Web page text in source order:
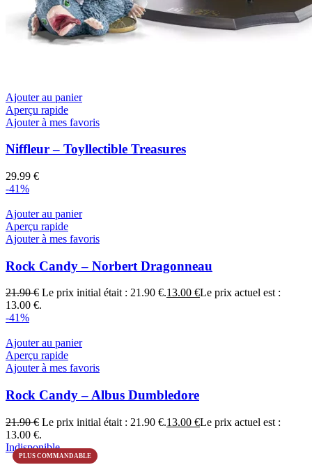
Ajouter au panier
Aperçu rapide
Ajouter à mes favoris
Niffleur – Toyllectible Treasures
29.99 €
-41%
Ajouter au panier
Aperçu rapide
Ajouter à mes favoris
Rock Candy – Norbert Dragonneau
21.90€ Le prix initial était : 21.90 €.13.00 €Le prix actuel est :
13.00 €.
-41%
Ajouter au panier
Aperçu rapide
Ajouter à mes favoris
Rock Candy – Albus Dumbledore
21.90€ Le prix initial était : 21.90 €.13.00 €Le prix actuel est :
13.00 €.
PLUS COMMANDABLE
Indisponible